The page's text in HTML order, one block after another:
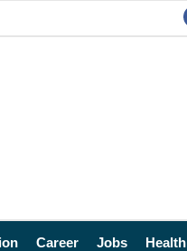
Career Jobs Health